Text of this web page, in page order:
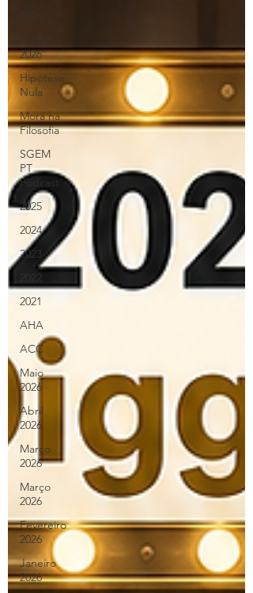
2026
Hipótese
Nula
Mora na
Filosofia
SGEM
PT
Podcast
2025
2024
2023
2022
2021
AHA
ACC
Maio
2026
Abril
2026
Março
2026
Março
2026
Fevereiro
2026
Janeiro
2026